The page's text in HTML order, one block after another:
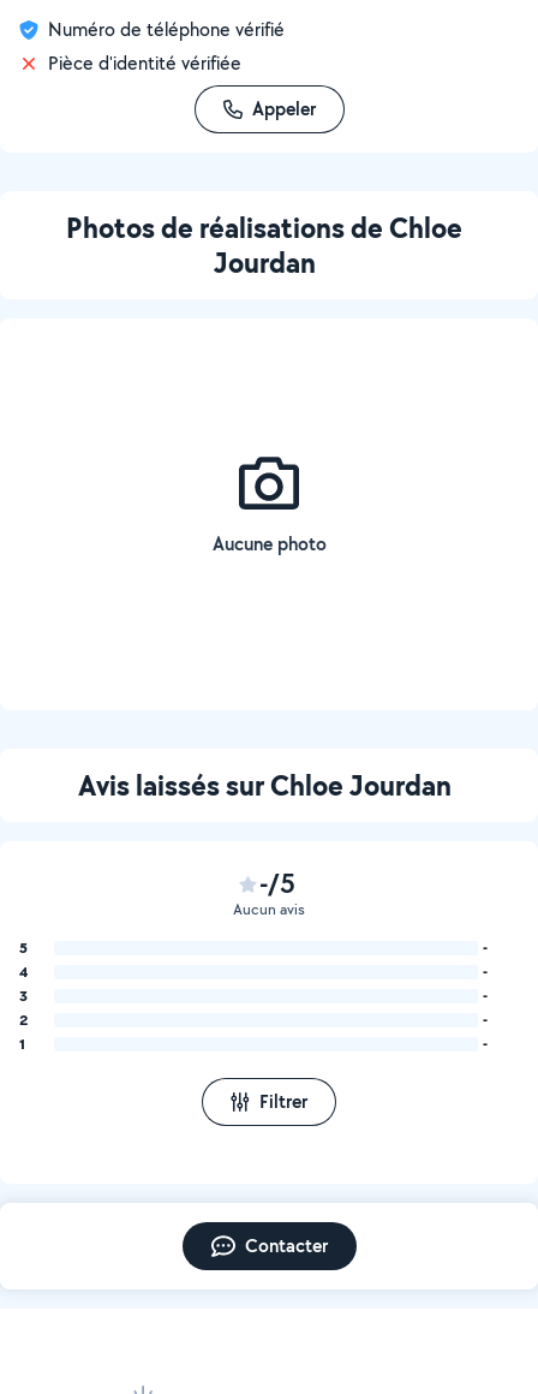
Numéro de téléphone vérifié
Pièce d'identité vérifiée
Appeler
Photos de réalisations de Chloe
Jourdan
Aucune photo
Avis laissés sur Chloe Jourdan
-/5
Aucun avis
5
-
4
-
3
-
2
-
1
-
Filtrer
Contacter